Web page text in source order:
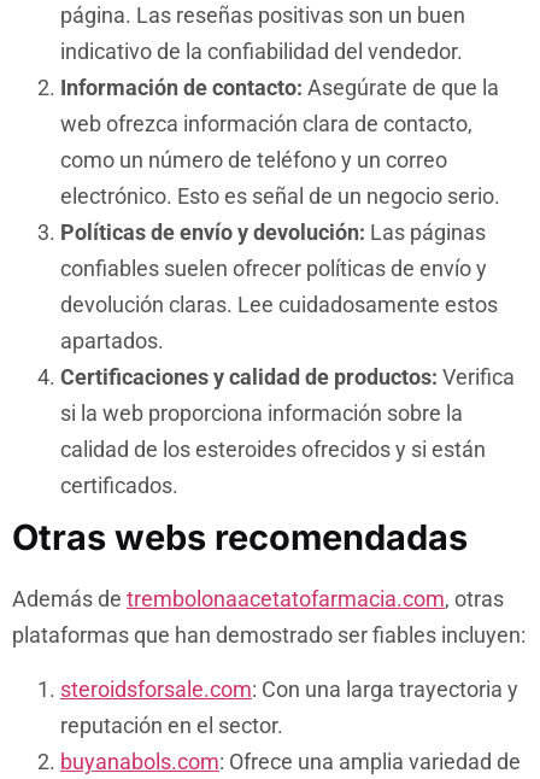
página. Las reseñas positivas son un buen
indicativo de la confiabilidad del vendedor.
Información de contacto: Asegúrate de que la
web ofrezca información clara de contacto,
como un número de teléfono y un correo
electrónico. Esto es señal de un negocio serio.
Políticas de envío y devolución: Las páginas
confiables suelen ofrecer políticas de envío y
devolución claras. Lee cuidadosamente estos
apartados.
Certificaciones y calidad de productos: Verifica
si la web proporciona información sobre la
calidad de los esteroides ofrecidos y si están
certificados.
Otras webs recomendadas
Además de trembolonaacetatofarmacia.com, otras
plataformas que han demostrado ser fiables incluyen:
steroidsforsale.com: Con una larga trayectoria y
reputación en el sector.
buyanabols.com: Ofrece una amplia variedad de